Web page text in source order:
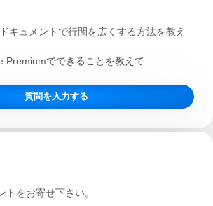
キュメントで行間を広くする方法を教え
Premiumでできることを教えて
質問を入力する
トをお寄せ下さい。